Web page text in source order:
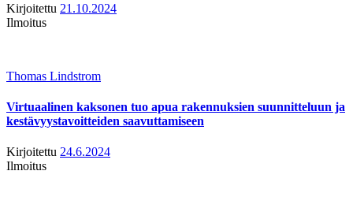
Kirjoitettu 21.10.2024
Ilmoitus
Thomas Lindstrom
Virtuaalinen kaksonen tuo apua rakennuksien suunnitteluun ja
kestävyystavoitteiden saavuttamiseen
Kirjoitettu 24.6.2024
Ilmoitus